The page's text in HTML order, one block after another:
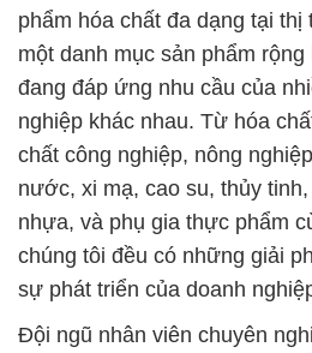
phẩm hóa chất đa dạng tại
một danh mục sản phẩm
đang đáp ứng nhu cầu của
nghiệp khác nhau. Từ hóa
chất công nghiệp, nông
nước, xi mạ, cao su, thủy
nhựa, và phụ gia thực phẩm
chúng tôi đều có những giải
sự phát triển của doanh
Đội ngũ nhân viên chuyên